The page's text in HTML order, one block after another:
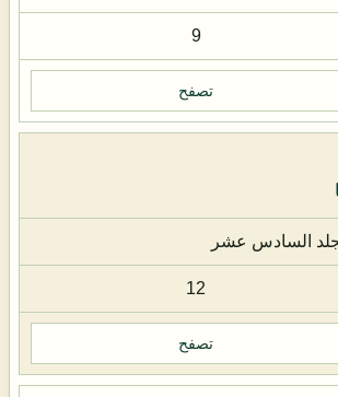
9
تصفح
السادس عشر
12
تصفح